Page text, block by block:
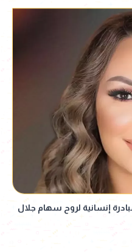
إنسانية لروح سهام جلال